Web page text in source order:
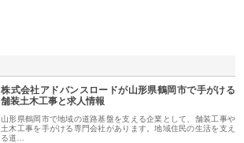
株式会社アドバンスロードが山形県鶴岡市で手がける
舗装土木工事と求人情報
山形県鶴岡市で地域の道路基盤を支える企業として、舗装工事や
土木工事を手がける専門会社があります。地域住民の生活を支え
る道…